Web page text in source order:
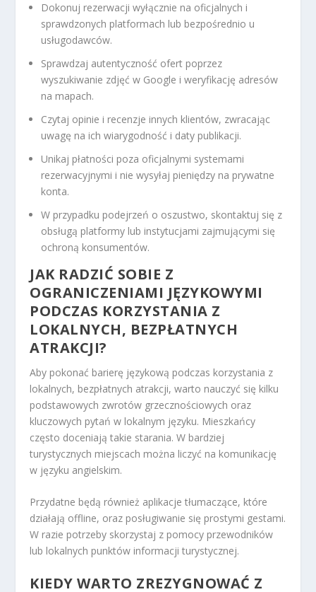
Dokonuj rezerwacji wyłącznie na oficjalnych i
sprawdzonych platformach lub bezpośrednio u
usługodawców.
Sprawdzaj autentyczność ofert poprzez
wyszukiwanie zdjęć w Google i weryfikację adresów
na mapach.
Czytaj opinie i recenzje innych klientów, zwracając
uwagę na ich wiarygodność i daty publikacji.
Unikaj płatności poza oficjalnymi systemami
rezerwacyjnymi i nie wysyłaj pieniędzy na prywatne
konta.
W przypadku podejrzeń o oszustwo, skontaktuj się z
obsługą platformy lub instytucjami zajmującymi się
ochroną konsumentów.
JAK RADZIĆ SOBIE Z
OGRANICZENIAMI JĘZYKOWYMI
PODCZAS KORZYSTANIA Z
LOKALNYCH, BEZPŁATNYCH
ATRAKCJI?
Aby pokonać barierę językową podczas korzystania z
lokalnych, bezpłatnych atrakcji, warto nauczyć się kilku
podstawowych zwrotów grzecznościowych oraz
kluczowych pytań w lokalnym języku. Mieszkańcy
często doceniają takie starania. W bardziej
turystycznych miejscach można liczyć na komunikację
w języku angielskim.
Przydatne będą również aplikacje tłumaczące, które
działają offline, oraz posługiwanie się prostymi gestami.
W razie potrzeby skorzystaj z pomocy przewodników
lub lokalnych punktów informacji turystycznej.
KIEDY WARTO ZREZYGNOWAĆ Z